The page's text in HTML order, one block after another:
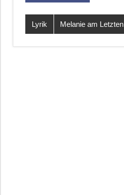
Lyrik Melanie am Letzten